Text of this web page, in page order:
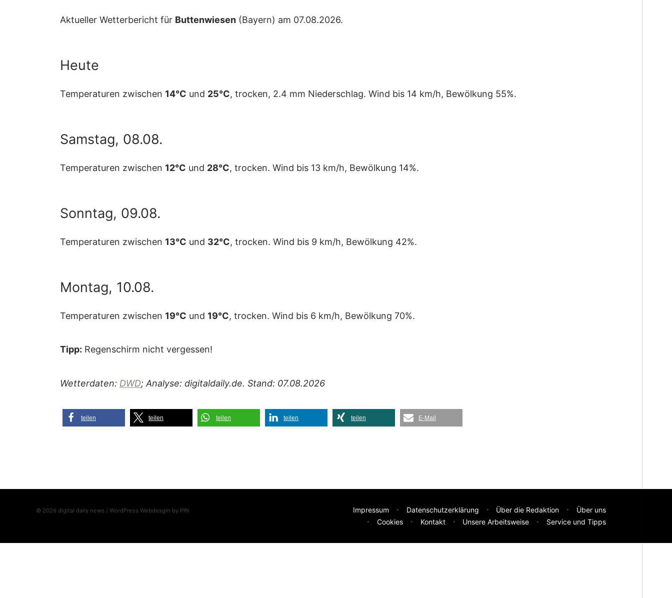
Aktueller Wetterbericht für Buttenwiesen (Bayern) am 07.08.2026.
Heute
Temperaturen zwischen 14°C und 25°C, trocken, 2.4 mm Niederschlag. Wind bis 14 km/h, Bewölkung 55%.
Samstag, 08.08.
Temperaturen zwischen 12°C und 28°C, trocken. Wind bis 13 km/h, Bewölkung 14%.
Sonntag, 09.08.
Temperaturen zwischen 13°C und 32°C, trocken. Wind bis 9 km/h, Bewölkung 42%.
Montag, 10.08.
Temperaturen zwischen 19°C und 19°C, trocken. Wind bis 6 km/h, Bewölkung 70%.
Tipp: Regenschirm nicht vergessen!
Wetterdaten: DWD; Analyse: digitaldaily.de. Stand: 07.08.2026
teilen teilen teilen teilen teilen E-Mail
© 2026 digital daily news / WordPress Webdesgin by PIN Impressum Datenschutzerklärung Über die Redaktion
Über uns
Cookies
Kontakt Unsere Arbeitsweise Service und Tipps